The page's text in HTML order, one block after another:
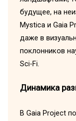
будущее, на
Mystica и Gaia
даже в
поклонников
Sci-Fi.
Динамика
В Gaia Project